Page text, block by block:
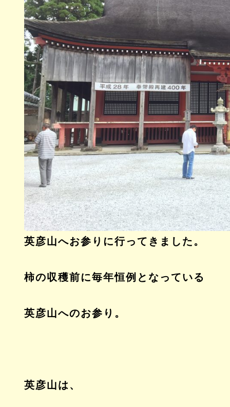
英彦山へお参りに行ってきました。
柿の収穫前に毎年恒例となっている
英彦山へのお参り。
英彦山は、